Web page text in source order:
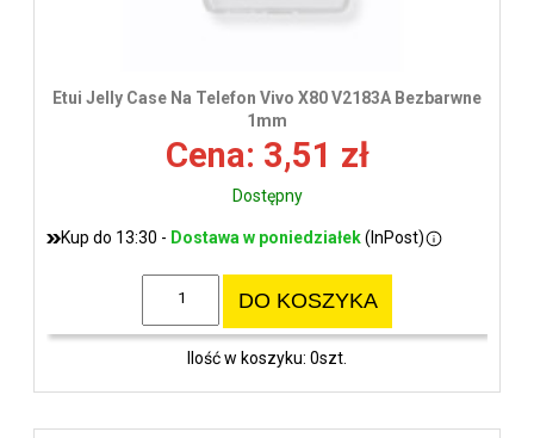
Etui Jelly Case Na Telefon Vivo X80 V2183A Bezbarwne
1mm
Cena: 3,51 zł
Dostępny
Kup do 13:30 - Dostawa w poniedziałek(InPost)
DO KOSZYKA
Ilość w koszyku: 0szt.